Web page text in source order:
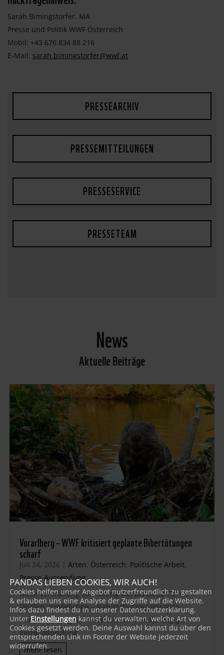
Sarah Bimingstorfer, MA
Presse und Politik WWF Österreich
Mobil: +43 676 834 88 216
E-Mail: sarah.bimingstorfer@wwf.at
PRESSEARCHIV
PRESSEMITTEILUNGEN
PRESSESERVICE
PRESSETEAM
News
Aktuelle Beiträge
Vorarlberg – WWF kritisiert geplante Bibertötungen
scharf
Juli 24, 2026 | Arten, Österreich, Politische Arbeit,
Presse-Aussendung
Neue Verordnung soll Tötung von bis zu 32 Tieren
jährlich ermöglichen – Naturschutzorganisation
fordert Vorrang für Prävention und unabhängige
Einzelfallprüfung
mehr lesen
PANDAS LIEBEN COOKIES, WIR AUCH!
Cookies helfen unser Angebot nutzerfreundlich zu gestalten
& erlauben uns eine Analyse der Zugriffe auf die Website.
Infos dazu findest du in unserer Datenschutzerklärung.
UnterEinstellungen kannst du verwalten, welche Art von
Cookies gesetzt werden. Deine Auswahl kannst du über den
entsprechenden Link im Footer der Website jederzeit
widerrufen.